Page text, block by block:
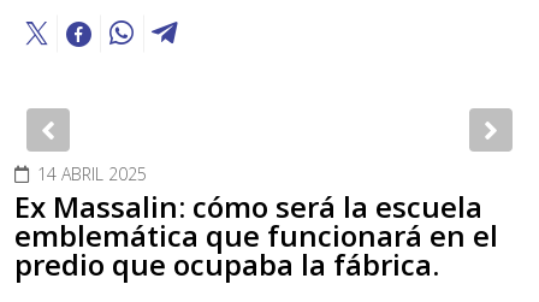
Previous
14 ABRIL 2025
Ex Massalin: cómo será la escuela
emblemática que funcionará en el
predio que ocupaba la fábrica.